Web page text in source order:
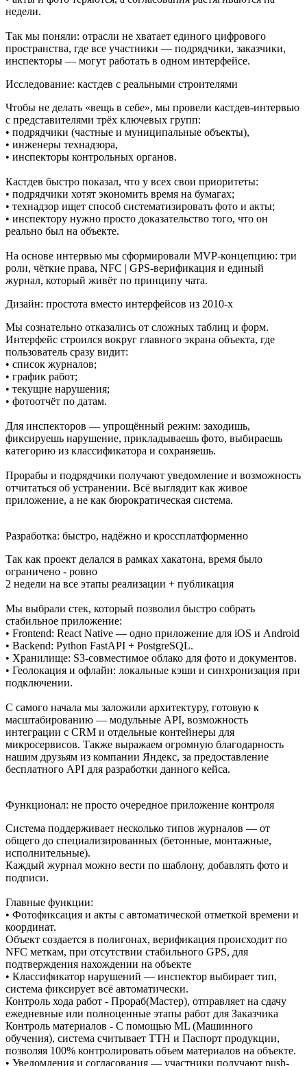
недели.
Так мы поняли: отрасли не хватает единого цифрового
пространства, где все участники — подрядчики, заказчики,
инспекторы — могут работать в одном интерфейсе.
Исследование: кастдев с реальными строителями
Чтобы не делать «вещь в себе», мы провели кастдев-интервью
с представителями трёх ключевых групп:
• подрядчики (частные и муниципальные объекты),
• инженеры технадзора,
• инспекторы контрольных органов.
Кастдев быстро показал, что у всех свои приоритеты:
• подрядчики хотят экономить время на бумагах;
• технадзор ищет способ систематизировать фото и акты;
• инспектору нужно просто доказательство того, что он
реально был на объекте.
На основе интервью мы сформировали MVP-концепцию: три
роли, чёткие права, NFC | GPS-верификация и единый
журнал, который живёт по принципу чата.
Дизайн: простота вместо интерфейсов из 2010-х
Мы сознательно отказались от сложных таблиц и форм.
Интерфейс строился вокруг главного экрана объекта, где
пользователь сразу видит:
• список журналов;
• график работ;
• текущие нарушения;
• фотоотчёт по датам.
Для инспекторов — упрощённый режим: заходишь,
фиксируешь нарушение, прикладываешь фото, выбираешь
категорию из классификатора и сохраняешь.
Прорабы и подрядчики получают уведомление и возможность
отчитаться об устранении. Всё выглядит как живое
приложение, а не как бюрократическая система.
Разработка: быстро, надёжно и кроссплатформенно
Так как проект делался в рамках хакатона, время было
ограничено - ровно
2 недели на все этапы реализации + публикация
Мы выбрали стек, который позволил быстро собрать
стабильное приложение:
• Frontend: React Native — одно приложение для iOS и Android
• Backend: Python FastAPI + PostgreSQL.
• Хранилище: S3-совместимое облако для фото и документов.
• Геолокация и офлайн: локальные кэши и синхронизация при
подключении.
С самого начала мы заложили архитектуру, готовую к
масштабированию — модульные API, возможность
интеграции с CRM и отдельные контейнеры для
микросервисов. Также выражаем огромную благодарность
нашим друзьям из компании Яндекс, за предоставление
бесплатного API для разработки данного кейса.
Функционал: не просто очередное приложение контроля
Система поддерживает несколько типов журналов — от
общего до специализированных (бетонные, монтажные,
исполнительные).
Каждый журнал можно вести по шаблону, добавлять фото и
подписи.
Главные функции:
• Фотофиксация и акты с автоматической отметкой времени и
координат.
Объект создается в полигонах, верификация происходит по
NFC меткам, при отсутствии стабильного GPS, для
подтверждения нахождении на объекте
• Классификатор нарушений — инспектор выбирает тип,
система фиксирует всё автоматически.
Контроль хода работ - Прораб(Мастер), отправляет на сдачу
ежедневные или полноценные этапы работ для Заказчика
Контроль материалов - С помощью ML (Машинного
обучения), система считывает ТТН и Паспорт продукции,
позволяя 100% контролировать объем материалов на объекте.
• Уведомления и согласования — участники получают push-